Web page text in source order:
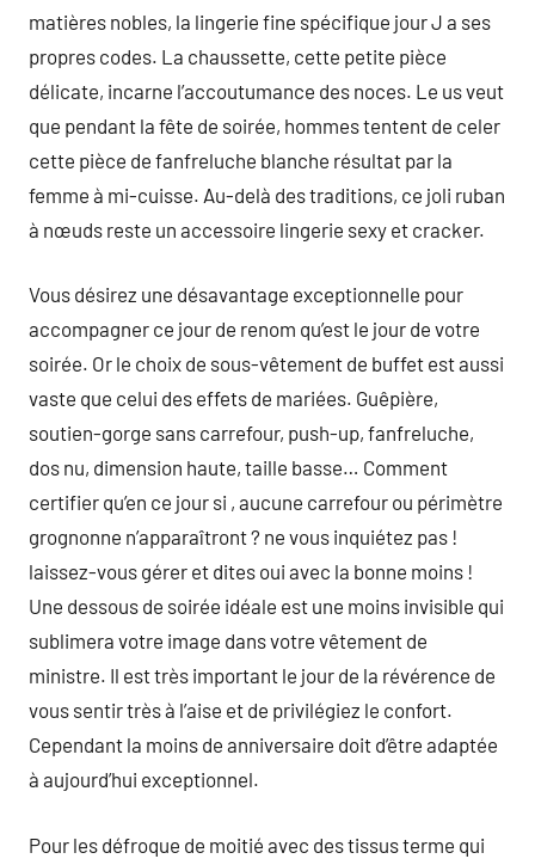
matières nobles, la lingerie fine spécifique jour J a ses
propres codes. La chaussette, cette petite pièce
délicate, incarne l’accoutumance des noces. Le us veut
que pendant la fête de soirée, hommes tentent de celer
cette pièce de fanfreluche blanche résultat par la
femme à mi-cuisse. Au-delà des traditions, ce joli ruban
à nœuds reste un accessoire lingerie sexy et cracker.
Vous désirez une désavantage exceptionnelle pour
accompagner ce jour de renom qu’est le jour de votre
soirée. Or le choix de sous-vêtement de buffet est aussi
vaste que celui des effets de mariées. Guêpière,
soutien-gorge sans carrefour, push-up, fanfreluche,
dos nu, dimension haute, taille basse… Comment
certifier qu’en ce jour si , aucune carrefour ou périmètre
grognonne n’apparaîtront ? ne vous inquiétez pas !
laissez-vous gérer et dites oui avec la bonne moins !
Une dessous de soirée idéale est une moins invisible qui
sublimera votre image dans votre vêtement de
ministre. Il est très important le jour de la révérence de
vous sentir très à l’aise et de privilégiez le confort.
Cependant la moins de anniversaire doit d’être adaptée
à aujourd’hui exceptionnel.
Pour les défroque de moitié avec des tissus terme qui